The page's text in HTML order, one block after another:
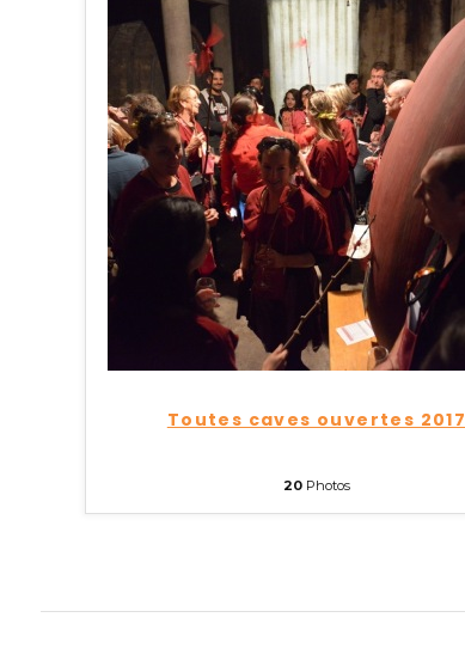
Toutes caves ouvertes 2017
20Photos